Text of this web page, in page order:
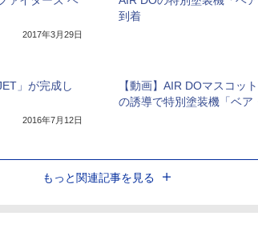
2017年3月29日
到着
」が完成し
2016年7月12日
【動画】AIR DOマスコッ
の誘導で特別塗装機「ベ
もっと関連記事を見る